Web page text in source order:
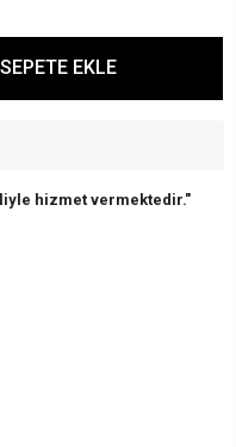
SEPETE EKLE
hizmet vermektedir."